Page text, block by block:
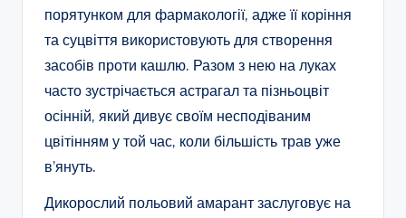
порятунком для фармакології, адже її коріння
та суцвіття використовують для створення
засобів проти кашлю. Разом з нею на луках
часто зустрічається астрагал та пізньоцвіт
осінній, який дивує своїм несподіваним
цвітінням у той час, коли більшість трав уже
в’януть.
Дикорослий польовий амарант заслуговує на